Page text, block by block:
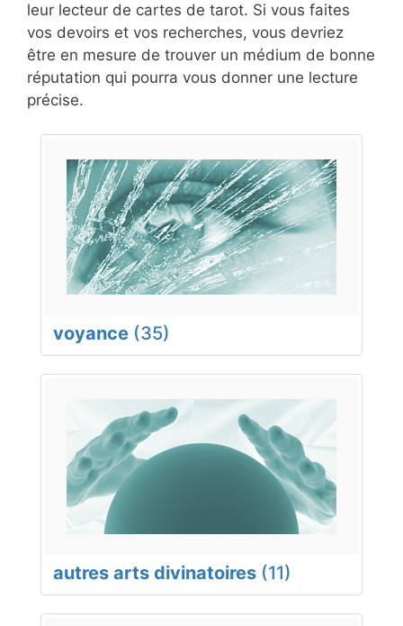
leur lecteur de cartes de tarot. Si vous faites
vos devoirs et vos recherches, vous devriez
être en mesure de trouver un médium de bonne
réputation qui pourra vous donner une lecture
précise.
voyance (35)
autres arts divinatoires (11)